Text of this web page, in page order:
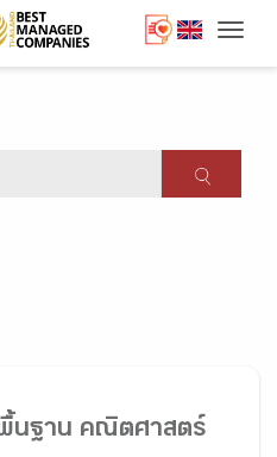
พื้นฐาน คณิตศาสตร์